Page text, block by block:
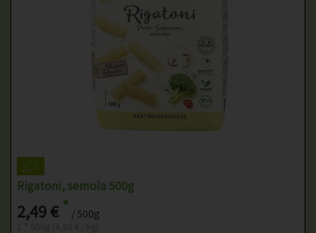
Rigatoni, semola 500g
2,49 €* / 500g